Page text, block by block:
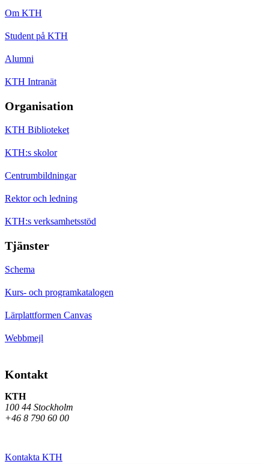
Om KTH
Student på KTH
Alumni
KTH Intranät
Organisation
KTH Biblioteket
KTH:s skolor
Centrumbildningar
Rektor och ledning
KTH:s verksamhetsstöd
Tjänster
Schema
Kurs- och programkatalogen
Lärplattformen Canvas
Webbmejl
Kontakt
KTH
100 44 Stockholm
+46 8 790 60 00
Kontakta KTH